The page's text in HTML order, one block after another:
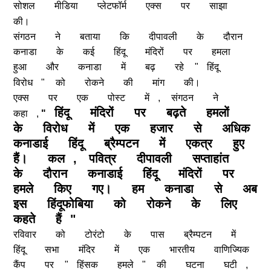
सोशल
मीडिया प्लेटफॉर्म एक्स पर
साझा
की।
संगठन
ने बताया कि दीपावली के
दौरान
कनाडा
के कई हिंदू मंदिरों पर
हमला
हुआ
और कनाडा में बढ़ रहे "
हिंदू
विरोध
" को रोकने की मांग
की।
एक्स
पर एक पोस्ट में , संगठन
ने
कहा
, " हिंदू मंदिरों पर बढ़ते
हमलों
के
विरोध में एक हजार से
अधिक
कनाडाई
हिंदू ब्रैम्पटन में एकत्र
हुए
हैं।
कल , पवित्र दीपावली
सप्ताहांत
के
दौरान कनाडाई हिंदू मंदिरों
पर
हमले
किए गए। हम कनाडा से
अब
इस
हिंदूफोबिया को रोकने के
लिए
कहते
हैं "
रविवार को टोरंटो के पास ब्रैम्पटन
में
हिंदू
सभा मंदिर में एक भारतीय
वाणिज्यिक
कैंप
पर " हिंसक हमले " की घटना घटी
,